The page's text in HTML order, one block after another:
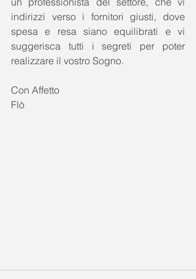
indirizzi verso i fornitori giusti, dove
spesa e resa siano equilibrati e vi
suggerisca tutti i segreti per poter
realizzare il vostro Sogno.
Con Affetto
Flò